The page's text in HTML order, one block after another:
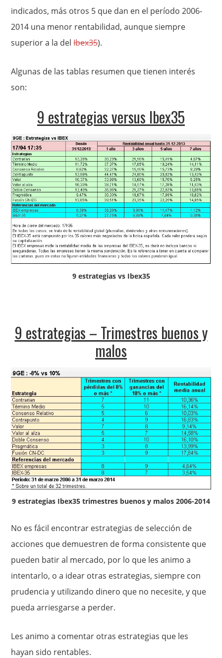
indicados, más otros 5 que dan en el período 2006-
2014 una menor rentabilidad, aunque siempre
superior a la delIbex35).
Algunas de las tablas resumen que tienen interés
son:
9 estrategias versus Ibex35
9 estrategias vs Ibex35
9 estrategias – Trimestres buenos y
malos
9 estrategias Ibex35 trimestres buenos y malos 2006-2014
No es fácil encontrar estrategias de selección de
acciones que demuestren de forma consistente que
pueden batir al mercado, por lo que les animo a
intentarlo, o a idear otras estrategias, siempre con
prudencia y utilizando dinero que no necesite, y que
pueda arriesgarse a perder.
Les animo a comentar otras estrategias que les
hayan sido rentables.